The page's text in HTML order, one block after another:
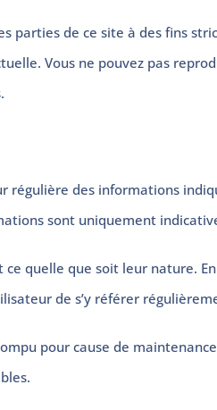
parties de ce site à des fins
Vous ne pouvez pas
régulière des informations
sont uniquement
quelle que soit leur nature.
de s’y référer
pour cause de